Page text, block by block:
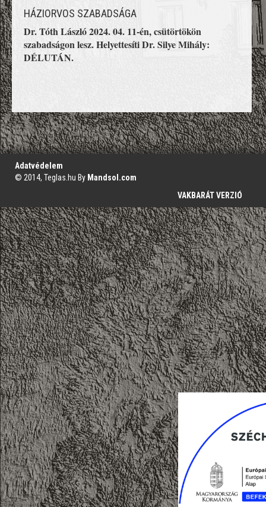
HÁZIORVOS SZABADSÁGA
Dr. Tóth László 2024. 04. 11-én, csütörtökön
szabadságon lesz. Helyettesíti Dr. Silye Mihály:
DÉLUTÁN.
';
Adatvédelem
© 2014, Teglas.hu By Mandsol.com
VAKBARÁT VERZIÓ